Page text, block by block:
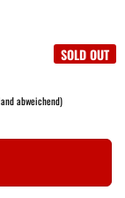
SOLD OUT
abweichend)